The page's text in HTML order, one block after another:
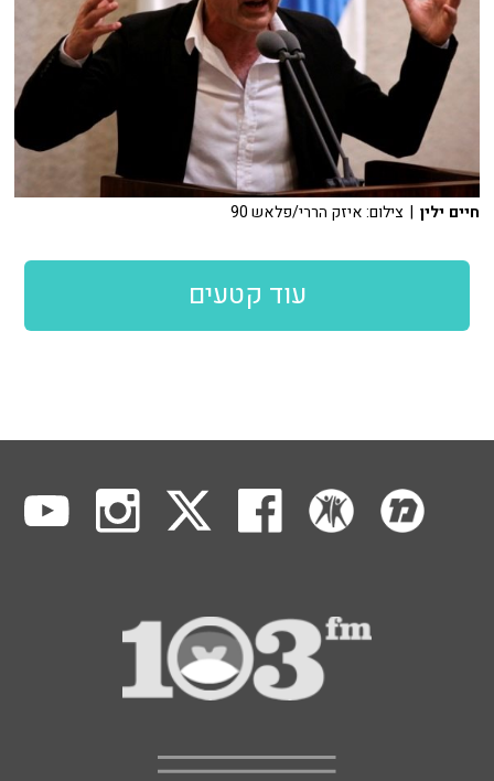
חיים ילין | צילום: איזק הררי/פלאש 90
עוד קטעים